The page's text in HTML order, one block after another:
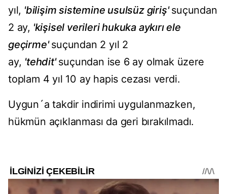
yıl, 'bilişim sistemine usulsüz giriş'suçundan
2 ay, 'kişisel verileri hukuka aykırı ele
geçirme'suçundan 2 yıl 2
ay, 'tehdit'suçundan ise 6 ay olmak üzere
toplam 4 yıl 10 ay hapis cezası verdi.
Uygun´a takdir indirimi uygulanmazken,
hükmün açıklanması da geri bırakılmadı.